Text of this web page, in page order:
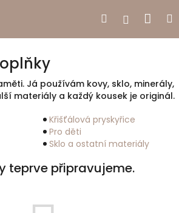
Hledat
Já používám kovy, sklo, minerály,
materiály a každý kousek je originál.
Křišťálová pryskyřice
Pro děti
Sklo a ostatní materiály
teprve připravujeme.